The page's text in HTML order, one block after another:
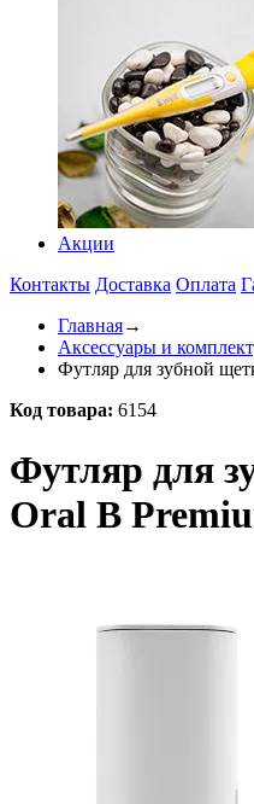
Акции
Контакты Доставка Оплата
Главная→
Аксессуары и
Футляр для зубной
Код товара: 6154
Футляр для
Oral B